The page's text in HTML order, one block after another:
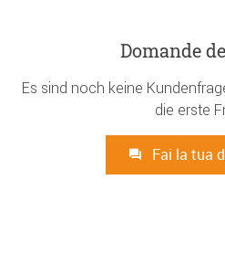
Domande
Es sind noch keine
die erste
Fai la tua